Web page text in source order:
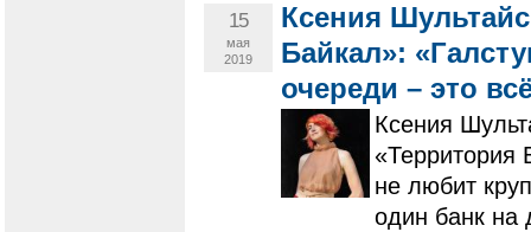
15
мая
2019
Ксения
Байкал»:
очереди – это
Ксения
«Территория
не любит
один банк на